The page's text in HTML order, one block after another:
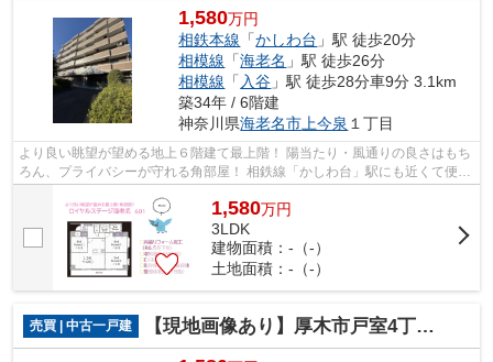
1,580万円
相鉄本線 「かしわ台 」駅 徒歩20分
相模線 「海老名 」駅 徒歩26分
相模線 「 入谷 」駅 徒歩28分車9分 3.1km
築34年 / 6階建
神奈川県海老名市 上今泉 １丁目
より良い眺望が望める地上６階建て最上階！ 陽当たり・風通りの良さはもち
ろん、プライバシーが守れる角部屋！ 相鉄線「かしわ台」駅にも近くて便利
1,580万円
3LDK
建物面積：-（-）
土地面積：-（-）
売買 | 中古一戸建 【現地画像あり】厚木市戸室4丁目 中古戸建 30.64坪